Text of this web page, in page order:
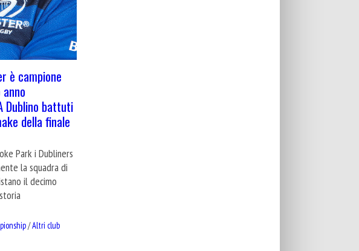
è campione
Dublino battuti
della finale
Park i Dubliners
la squadra di
il decimo
/Altri club